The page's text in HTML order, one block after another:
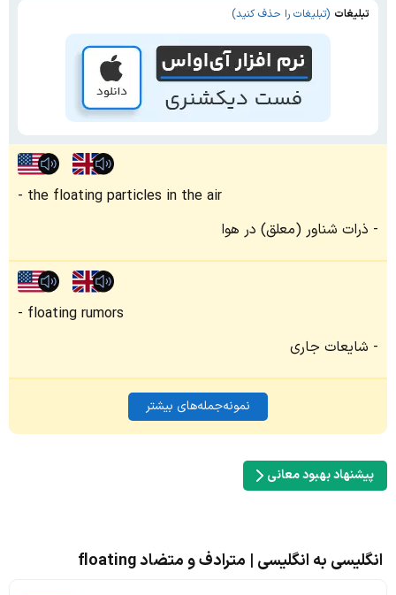
تبلیغات (تبلیغات را حذف کنید)
the floating particles in the air
ذرات شناور (معلق) در هوا
floating rumors
شایعات جاری
نمونه‌جمله‌های بیشتر
پیشنهاد بهبود معانی
انگلیسی به انگلیسی | مترادف و متضاد floating